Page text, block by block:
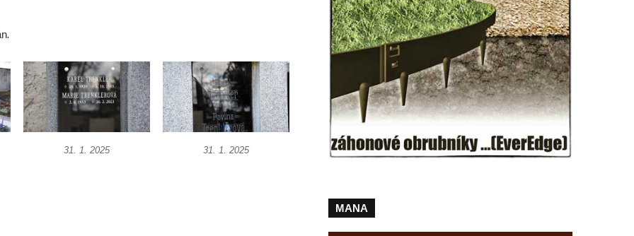
.
31. 1. 2025 31. 1. 2025
MANA